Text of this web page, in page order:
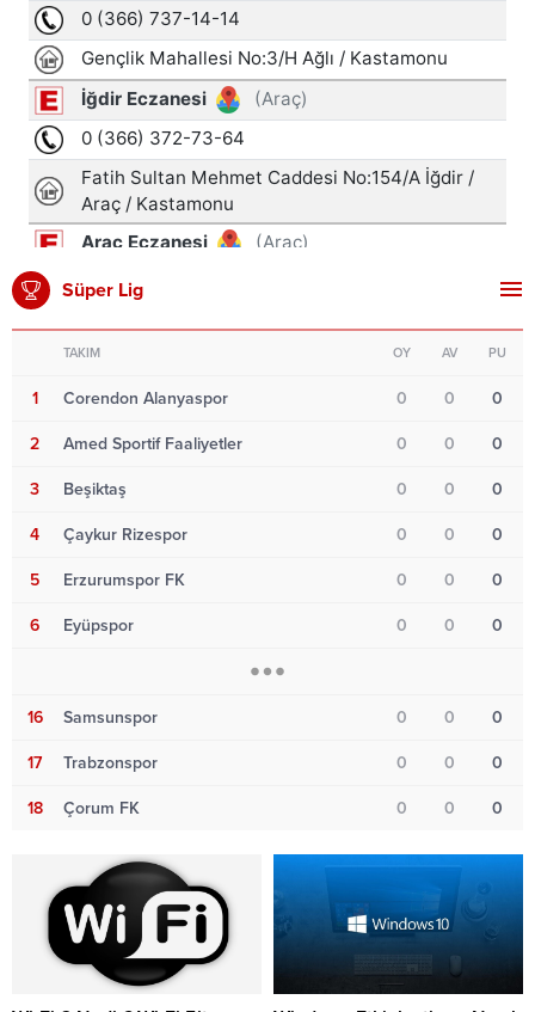
Süper Lig
TAKIM OY AV PU
1 Corendon Alanyaspor 0 0 0
2 Amed Sportif Faaliyetler 0 0 0
3 Beşiktaş 0 0 0
4 Çaykur Rizespor 0 0 0
5 Erzurumspor FK 0 0 0
6 Eyüpspor 0 0 0
16 Samsunspor 0 0 0
17 Trabzonspor 0 0 0
18 Çorum FK 0 0 0